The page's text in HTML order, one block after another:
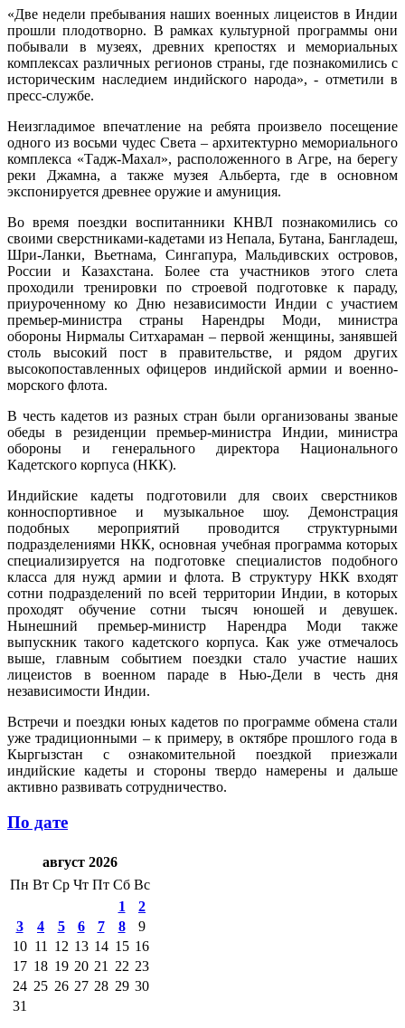
«Две недели пребывания наших военных лицеистов в Индии
прошли плодотворно. В рамках культурной программы они
побывали в музеях, древних крепостях и мемориальных
комплексах различных регионов страны, где познакомились с
историческим наследием индийского народа», - отметили в
пресс-службе.
Неизгладимое впечатление на ребята произвело посещение
одного из восьми чудес Света – архитектурно мемориального
комплекса «Тадж-Махал», расположенного в Агре, на берегу
реки Джамна, а также музея Альберта, где в основном
экспонируется древнее оружие и амуниция.
Во время поездки воспитанники КНВЛ познакомились со
своими сверстниками-кадетами из Непала, Бутана, Бангладеш,
Шри-Ланки, Вьетнама, Сингапура, Мальдивских островов,
России и Казахстана. Более ста участников этого слета
проходили тренировки по строевой подготовке к параду,
приуроченному ко Дню независимости Индии с участием
премьер-министра страны Нарендры Моди, министра
обороны Нирмалы Ситхараман – первой женщины, занявшей
столь высокий пост в правительстве, и рядом других
высокопоставленных офицеров индийской армии и военно-
морского флота.
В честь кадетов из разных стран были организованы званые
обеды в резиденции премьер-министра Индии, министра
обороны и генерального директора Национального
Кадетского корпуса (НКК).
Индийские кадеты подготовили для своих сверстников
конноспортивное и музыкальное шоу. Демонстрация
подобных мероприятий проводится структурными
подразделениями НКК, основная учебная программа которых
специализируется на подготовке специалистов подобного
класса для нужд армии и флота. В структуру НКК входят
сотни подразделений по всей территории Индии, в которых
проходят обучение сотни тысяч юношей и девушек.
Нынешний премьер-министр Нарендра Моди также
выпускник такого кадетского корпуса. Как уже отмечалось
выше, главным событием поездки стало участие наших
лицеистов в военном параде в Нью-Дели в честь дня
независимости Индии.
Встречи и поездки юных кадетов по программе обмена стали
уже традиционными – к примеру, в октябре прошлого года в
Кыргызстан с ознакомительной поездкой приезжали
индийские кадеты и стороны твердо намерены и дальше
активно развивать сотрудничество.
По дате
август 2026
Пн Вт Ср Чт Пт Сб Вс
1
2
3
4 5 6 7 8
9
10 11 12 13 14 15 16
17 18 19 20 21 22 23
24 25 26 27 28 29 30
31